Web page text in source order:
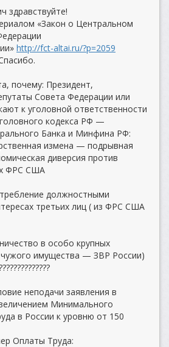
здравствуйте!
«Закон о Центральном
http://fct-altai.ru/?p=2059
почему: Президент,
Совета Федерации или
к уголовной ответственности
кодекса РФ —
Банка и Минфина РФ:
измена — подрывная
диверсия против
ФРС США
должностными
третьих лиц ( из ФРС США
в особо крупных
имущества — ЗВР России)
неподачи заявления в
Минимального
в России к уровню от 150
Оплаты Труда: